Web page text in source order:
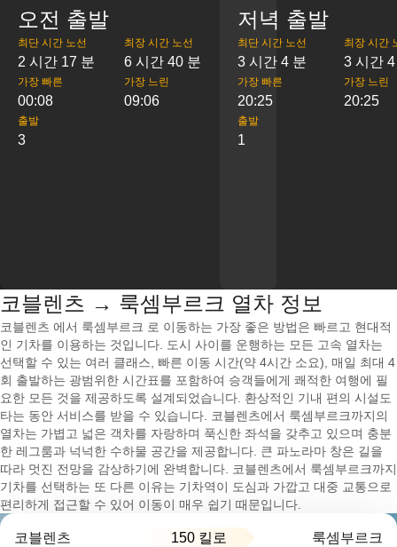
오전 출발
최단 시간 노선
2 시간 17 분
최장 시간 노선
6 시간 40 분
가장 빠른
00:08
가장 느린
09:06
출발
3
저녁 출발
최단 시간 노선
3 시간 4 분
최장 시간
3 시간
가장 빠른
20:25
가장 느린
20:25
출발
1
코블렌츠 → 룩셈부르크 열차 정보
코블렌츠 에서 룩셈부르크 로 이동하는 가장 좋은 방법은 빠르고 현대적
인 기차를 이용하는 것입니다. 도시 사이를 운행하는 모든 고속 열차는
선택할 수 있는 여러 클래스, 빠른 이동 시간(약 4시간 소요), 매일 최대 4
회 출발하는 광범위한 시간표를 포함하여 승객들에게 쾌적한 여행에 필
요한 모든 것을 제공하도록 설계되었습니다. 환상적인 기내 편의 시설도
타는 동안 서비스를 받을 수 있습니다. 코블렌츠에서 룩셈부르크까지의
열차는 가볍고 넓은 객차를 자랑하며 푹신한 좌석을 갖추고 있으며 충분
한 레그룸과 넉넉한 수하물 공간을 제공합니다. 큰 파노라마 창은 길을
따라 멋진 전망을 감상하기에 완벽합니다. 코블렌츠에서 룩셈부르크까지
기차를 선택하는 또 다른 이유는 기차역이 도심과 가깝고 대중 교통으로
편리하게 접근할 수 있어 이동이 매우 쉽기 때문입니다.
코블렌츠 150 킬로 룩셈부르크